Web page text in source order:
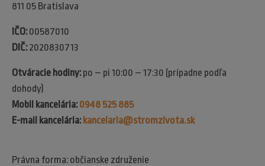
811 05 Bratislava
IČO:00587010
DIČ:2020830713
Otváracie hodiny:po – pi 10:00 – 17:30 (prípadne podľa
dohody)
Mobil kancelária:0948 525 885
E-mail kancelária:kancelaria@stromzivota.sk
Právna forma: občianske združenie